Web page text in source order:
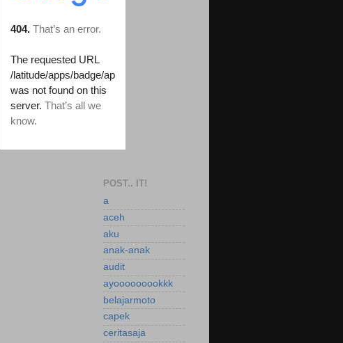
POST.. IT!
a
aceh
aku
anak-anak
audit
ayooooooookkk
belajarmoto
capek
ceritasaja